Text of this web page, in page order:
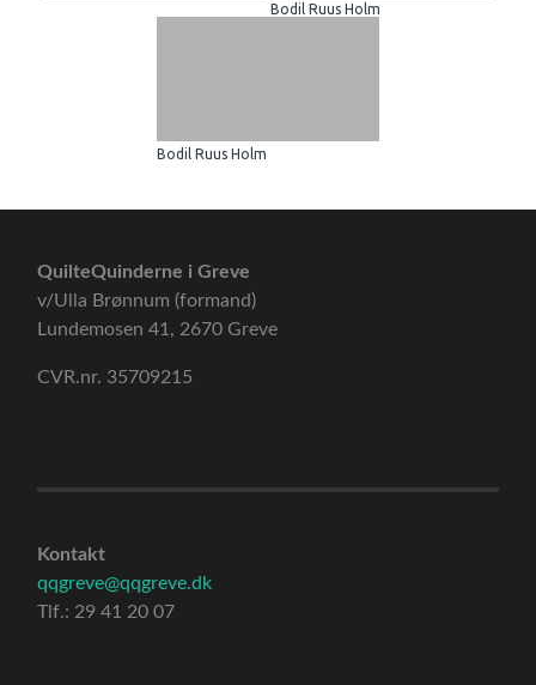
Bodil Ruus Holm
Bodil Ruus Holm
QuilteQuinderne i Greve
v/Ulla Brønnum (formand)
Lundemosen 41, 2670 Greve
CVR.nr. 35709215
Kontakt
qqgreve@qqgreve.dk
Tlf.: 29 41 20 07